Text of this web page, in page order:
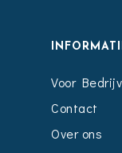
Voor
Contact
Over ons